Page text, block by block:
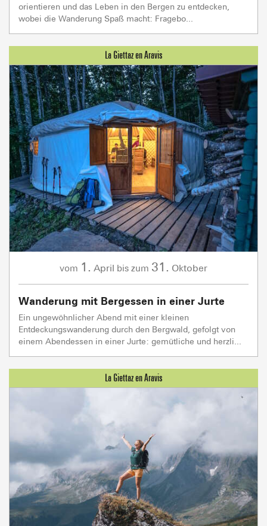
orientieren und das Leben in den Bergen zu entdecken,
wobei die Wanderung Spaß macht: Fragebo...
vom 1. April bis zum 31. Oktober
Wanderung mit Bergessen in einer Jurte
Ein ungewöhnlicher Abend mit einer kleinen
Entdeckungswanderung durch den Bergwald, gefolgt von
einem Abendessen in einer Jurte: gemütliche und herzli...